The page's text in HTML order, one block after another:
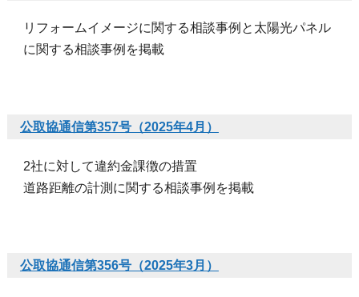
リフォームイメージに関する相談事例と太陽光パネル
に関する相談事例を掲載
公取協通信第357号（2025年4月）
2社に対して違約金課徴の措置
道路距離の計測に関する相談事例を掲載
公取協通信第356号（2025年3月）